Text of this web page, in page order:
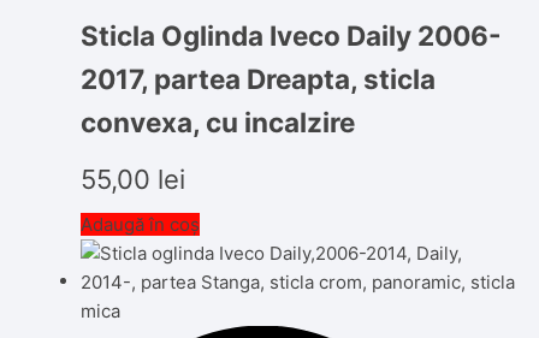
Sticla Oglinda Iveco Daily 2006-
2017, partea Dreapta, sticla
convexa, cu incalzire
55,00 lei
Adaugă în coș